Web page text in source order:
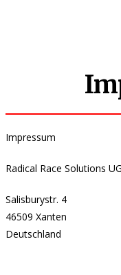
Impressum
Radical Race Solutions
Salisburystr. 4
46509 Xanten
Deutschland